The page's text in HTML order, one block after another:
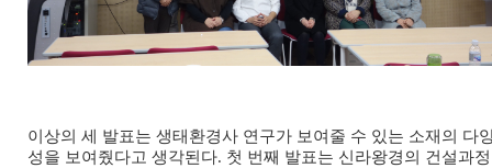
이상의 세 발표는 생태환경사 연구가 보여줄 수 있는 소재의 다
성을 보여줬다고 생각된다. 첫 번째 발표는 신라왕경의 건설과정